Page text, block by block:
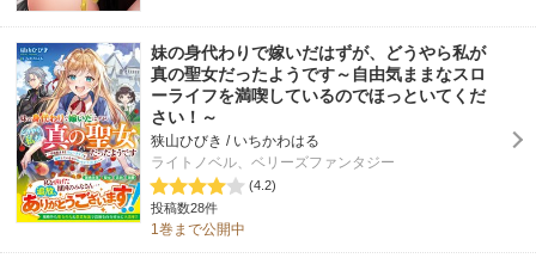
妹の身代わりで嫁いだはずが、どうやら私が
真の聖女だったようです～自由気ままなスロ
ーライフを満喫しているのでほっといてくだ
さい！～
狭山ひびき / いちかわはる
ライトノベル、ベリーズファンタジー
(4.2)
投稿数28件
1巻まで公開中